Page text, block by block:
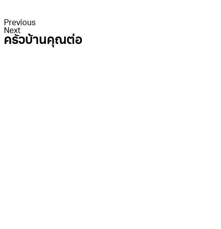
Previous
Next
ครัวบ้านคุณต่อ